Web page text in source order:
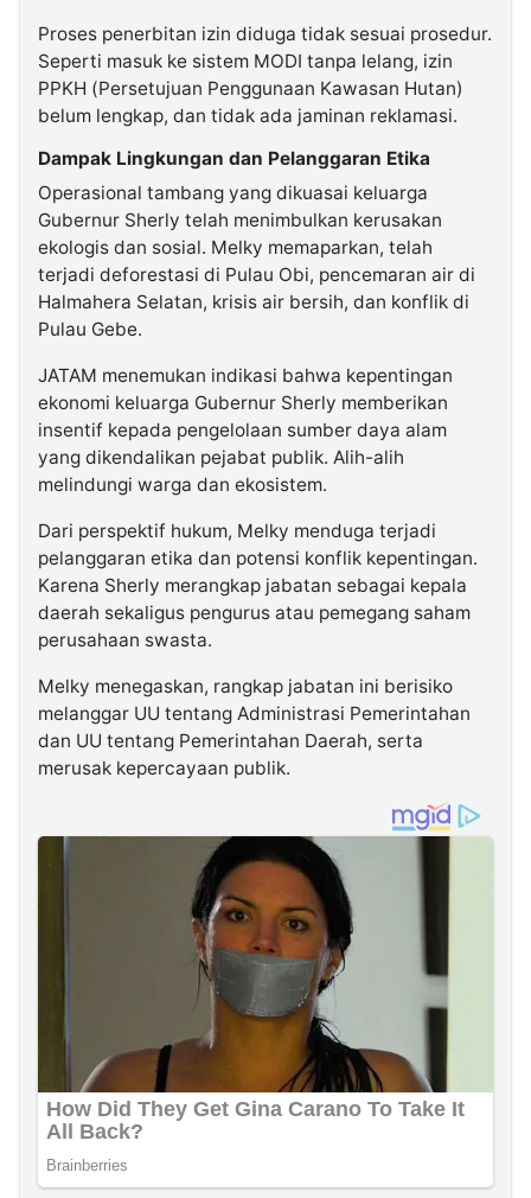
Proses penerbitan izin diduga tidak sesuai prosedur.
Seperti masuk ke sistem MODI tanpa lelang, izin
PPKH (Persetujuan Penggunaan Kawasan Hutan)
belum lengkap, dan tidak ada jaminan reklamasi.
Dampak Lingkungan dan Pelanggaran Etika
Operasional tambang yang dikuasai keluarga
Gubernur Sherly telah menimbulkan kerusakan
ekologis dan sosial. Melky memaparkan, telah
terjadi deforestasi di Pulau Obi, pencemaran air di
Halmahera Selatan, krisis air bersih, dan konflik di
Pulau Gebe.
JATAM menemukan indikasi bahwa kepentingan
ekonomi keluarga Gubernur Sherly memberikan
insentif kepada pengelolaan sumber daya alam
yang dikendalikan pejabat publik. Alih-alih
melindungi warga dan ekosistem.
Dari perspektif hukum, Melky menduga terjadi
pelanggaran etika dan potensi konflik kepentingan.
Karena Sherly merangkap jabatan sebagai kepala
daerah sekaligus pengurus atau pemegang saham
perusahaan swasta.
Melky menegaskan, rangkap jabatan ini berisiko
melanggar UU tentang Administrasi Pemerintahan
dan UU tentang Pemerintahan Daerah, serta
merusak kepercayaan publik.